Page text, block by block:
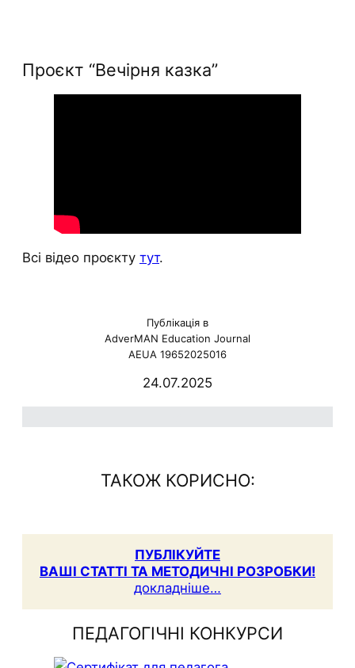
Проєкт “Вечірня казка”
Всі відео проєкту тут.
Публікація в
AdverMAN Education Journal
AEUA 19652025016
24.07.2025
ТАКОЖ КОРИСНО:
ПУБЛІКУЙТЕ
ВАШІ СТАТТІ ТА МЕТОДИЧНІ РОЗРОБКИ!
докладніше…
ПЕДАГОГІЧНІ КОНКУРСИ